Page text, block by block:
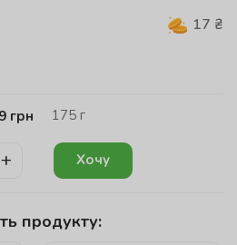
17 ₴
грн 175 г
+ Хочу
продукту: